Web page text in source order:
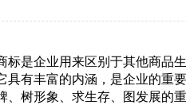
标是企业用来区别于其他商品
具有丰富的内涵，是企业的重
、树形象、求生存、图发展的